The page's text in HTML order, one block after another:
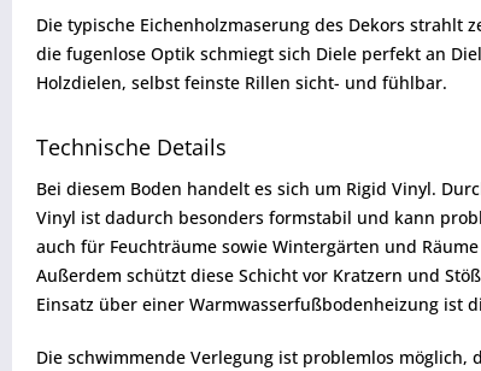
Die typische Eichenholzmaserung des Dekors strahlt
die fugenlose Optik schmiegt sich Diele perfekt an
Holzdielen, selbst feinste Rillen sicht- und fühlbar.
Technische Details
Bei diesem Boden handelt es sich um Rigid Vinyl.
Vinyl ist dadurch besonders formstabil und kann
auch für Feuchträume sowie Wintergärten und
Außerdem schützt diese Schicht vor Kratzern und
Einsatz über einer Warmwasserfußbodenheizung ist
Die schwimmende Verlegung ist problemlos